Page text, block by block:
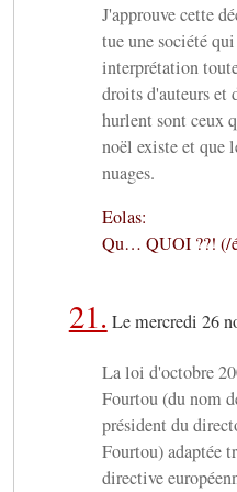
J'approuve cette
tue une société
interprétation
droits d'auteurs et
hurlent sont ceux
noël existe et que
nuages.
Eolas:
Qu… QUOI ??! (/
21. Le mercredi 26
La loi d'octobre
Fourtou (du nom
président du
Fourtou) adaptée
directive